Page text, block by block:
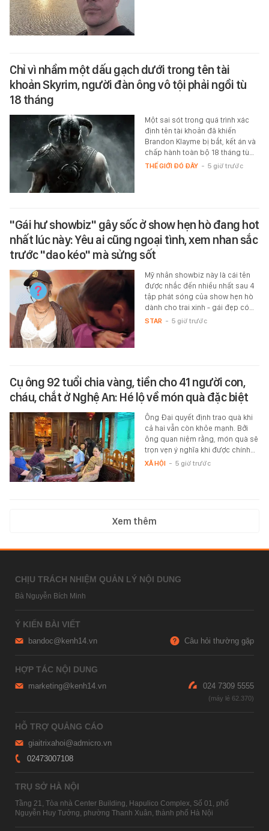
Chỉ vì nhầm một dấu gạch dưới trong tên tài
khoản Skyrim, người đàn ông vô tội phải ngồi tù
18 tháng
Một sai sót trong quá trình xác
định tên tài khoản đã khiến
Brandon Klayme bị bắt, kết án và
chấp hành toàn bộ 18 tháng tù…
THẾ GIỚI ĐÓ ĐÂY - 5 giờ trước
"Gái hư showbiz" gây sốc ở show hẹn hò đang hot
nhất lúc này: Yêu ai cũng ngoại tình, xem nhan sắc
trước "dao kéo" mà sửng sốt
Mỹ nhân showbiz này là cái tên
được nhắc đến nhiều nhất sau 4
tập phát sóng của show hẹn hò
dành cho trai xinh - gái đẹp có…
STAR - 5 giờ trước
Cụ ông 92 tuổi chia vàng, tiền cho 41 người con,
cháu, chắt ở Nghệ An: Hé lộ về món quà đặc biệt
Ông Đại quyết định trao quà khi
cả hai vẫn còn khỏe mạnh. Bởi
ông quan niệm rằng, món quà sẽ
trọn vẹn ý nghĩa khi được chính…
XÃ HỘI - 5 giờ trước
Xem thêm
CHỊU TRÁCH NHIỆM QUẢN LÝ NỘI DUNG
Bà Nguyễn Bích Minh
Ý KIẾN BÀI VIẾT
bandoc@kenh14.vn Câu hỏi thường gặp
HỢP TÁC NỘI DUNG
marketing@kenh14.vn 024 7309 5555
HỖ TRỢ QUẢNG CÁO
giaitrixahoi@admicro.vn
02473007108
TRỤ SỞ HÀ NỘI
Tầng 21, Tòa nhà Center Building, Hapulico Complex, Số 01, phố
Nguyễn Huy Tưởng, phường Thanh Xuân, thành phố Hà Nội